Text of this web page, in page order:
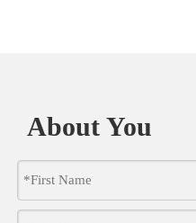
About You